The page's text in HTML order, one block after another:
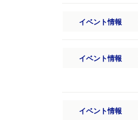
イベント情報
イベント情報
イベント情報